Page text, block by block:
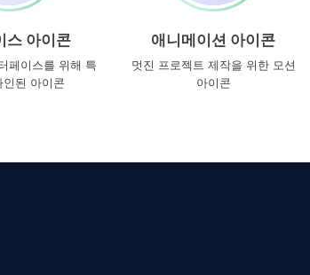
스 아이콘
페이스를 위해 특
인된 아이콘
애니메이션 아이콘
멋진 프로젝트 제작을 위한 모션
아이콘